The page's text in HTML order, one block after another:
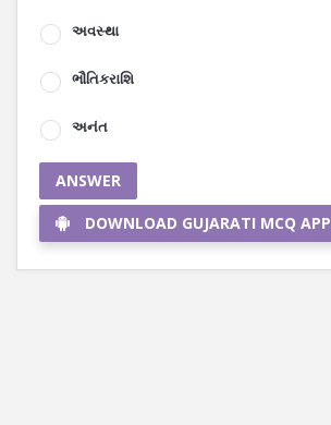
અવસ્થા
ભૌતિકરાશિ
અનંત
ANSWER
DOWNLOAD GUJARATI MCQ APP